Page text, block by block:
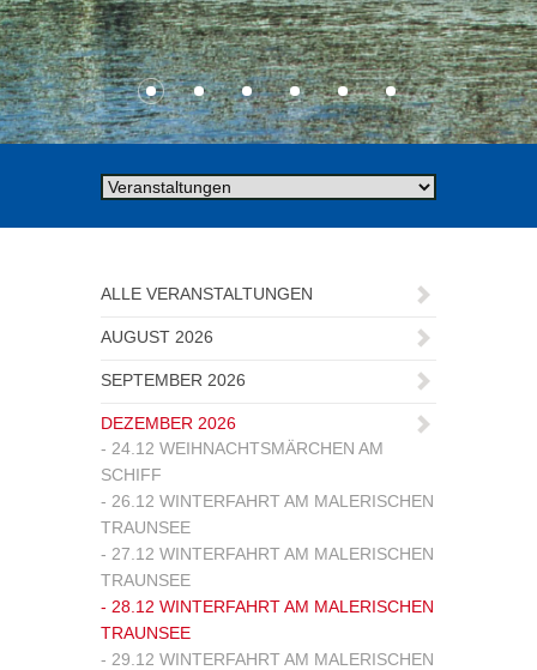
ALLE VERANSTALTUNGEN
AUGUST 2026
SEPTEMBER 2026
DEZEMBER 2026
- 24.12 WEIHNACHTSMÄRCHEN AM
SCHIFF
- 26.12 WINTERFAHRT AM MALERISCHEN
TRAUNSEE
- 27.12 WINTERFAHRT AM MALERISCHEN
TRAUNSEE
- 28.12 WINTERFAHRT AM MALERISCHEN
TRAUNSEE
- 29.12 WINTERFAHRT AM MALERISCHEN